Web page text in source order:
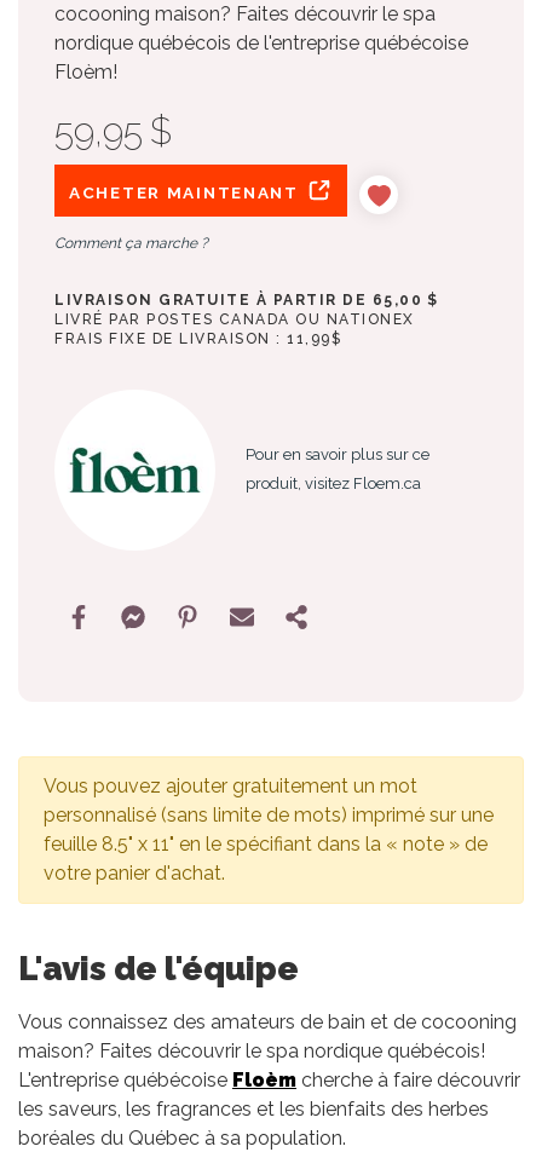
cocooning maison? Faites découvrir le spa
nordique québécois de l'entreprise québécoise
Floèm!
59,95 $
ACHETER MAINTENANT
Comment ça marche ?
LIVRAISON GRATUITE À PARTIR DE 65,00 $
LIVRÉ PAR POSTES CANADA OU NATIONEX
FRAIS FIXE DE LIVRAISON : 11,99$
Pour en savoir plus sur ce
produit, visitez Floem.ca
Vous pouvez ajouter gratuitement un mot
personnalisé (sans limite de mots) imprimé sur une
feuille 8.5" x 11" en le spécifiant dans la « note » de
votre panier d'achat.
L'avis de l'équipe
Vous connaissez des amateurs de bain et de cocooning
maison? Faites découvrir le spa nordique québécois!
L'entreprise québécoise Floèm cherche à faire découvrir
les saveurs, les fragrances et les bienfaits des herbes
boréales du Québec à sa population.